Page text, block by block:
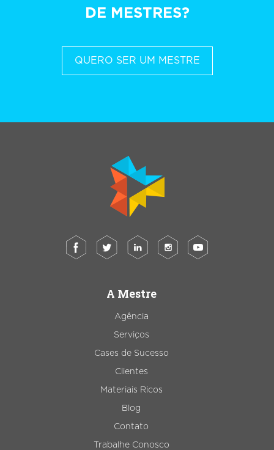
DE MESTRES?
QUERO SER UM MESTRE
A Mestre
Agência
Serviços
Cases de Sucesso
Clientes
Materiais Ricos
Blog
Contato
Trabalhe Conosco